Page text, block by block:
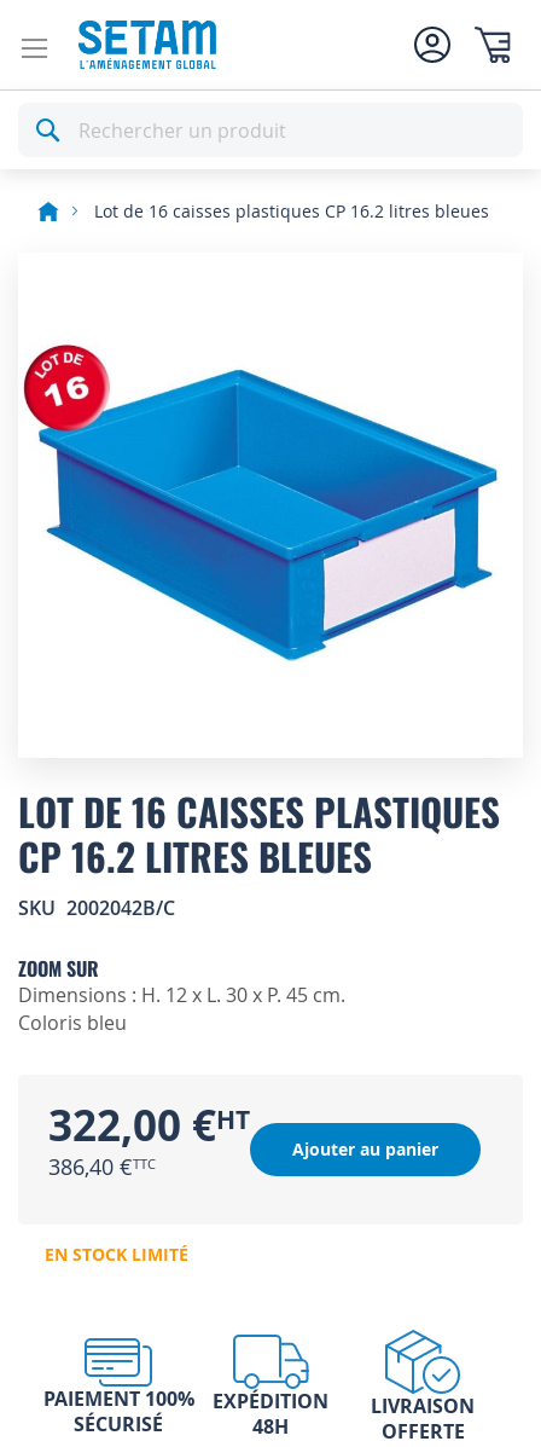
Rechercher
Lot de 16 caisses plastiques CP 16.2 litres bleues
of
the
images
gallery
to
the
beginning
of
images
LOT DE 16 CAISSES PLASTIQUES
CP 16.2 LITRES BLEUES
SKU 2002042B/C
ZOOM SUR
Dimensions : H. 12 x L. 30 x P. 45 cm.
Coloris bleu
322,00 €
386,40 €
Ajouter au panier
EN STOCK LIMITÉ
PAIEMENT 100%
SÉCURISÉ
EXPÉDITION
48H
LIVRAISON
OFFERTE